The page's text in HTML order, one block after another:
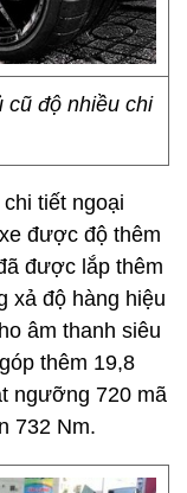
cũ độ nhiều chi
tiết ngoại
được độ thêm
được lắp thêm
xả độ hàng hiệu
âm thanh siêu
thêm 19,8
ngưỡng 720 mã
732 Nm.